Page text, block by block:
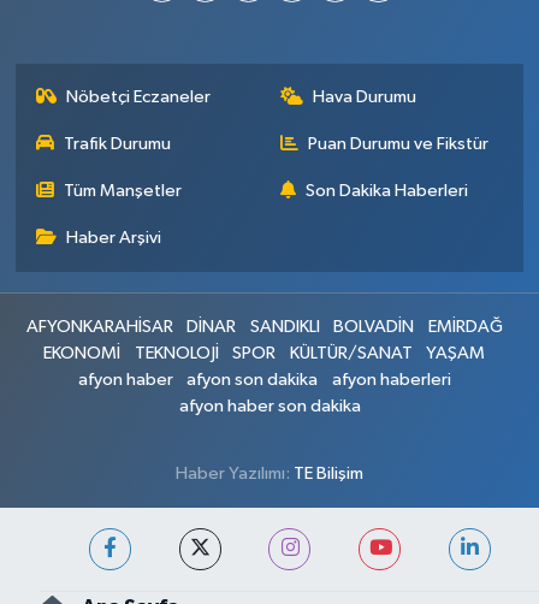
Nöbetçi Eczaneler Hava Durumu
Trafik Durumu Puan Durumu ve Fikstür
Tüm Manşetler Son Dakika Haberleri
Haber Arşivi
AFYONKARAHİSAR DİNAR SANDIKLI BOLVADİN
EMİRDAĞ
EKONOMİ
TEKNOLOJİ SPOR KÜLTÜR/SANAT
YAŞAM
afyon haber
afyon son dakika
afyon haberleri
afyon haber son dakika
Haber Yazılımı: TE Bilişim